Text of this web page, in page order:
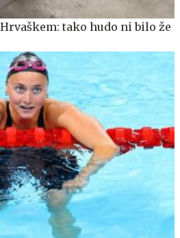
tako hudo ni bilo že